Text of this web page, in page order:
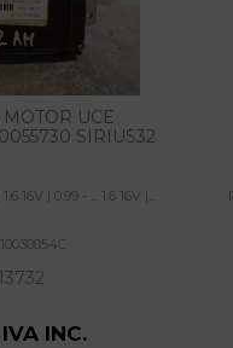
UCE
SIRIUS32
16V | 0.99 - ... 1.6 16V |...
INC.